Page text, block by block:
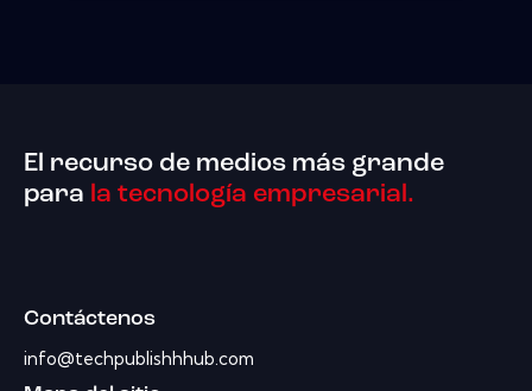
El recurso de medios más grande
para la tecnología empresarial.
Contáctenos
info@techpublishhhub.com